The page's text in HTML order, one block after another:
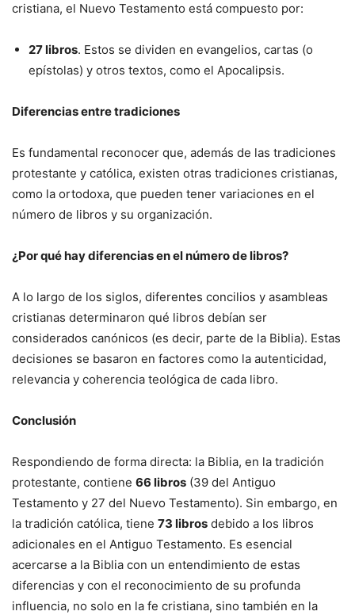
cristiana, el Nuevo Testamento está compuesto por:
27 libros. Estos se dividen en evangelios, cartas (o
epístolas) y otros textos, como el Apocalipsis.
Diferencias entre tradiciones
Es fundamental reconocer que, además de las tradiciones
protestante y católica, existen otras tradiciones cristianas,
como la ortodoxa, que pueden tener variaciones en el
número de libros y su organización.
¿Por qué hay diferencias en el número de libros?
A lo largo de los siglos, diferentes concilios y asambleas
cristianas determinaron qué libros debían ser
considerados canónicos (es decir, parte de la Biblia). Estas
decisiones se basaron en factores como la autenticidad,
relevancia y coherencia teológica de cada libro.
Conclusión
Respondiendo de forma directa: la Biblia, en la tradición
protestante, contiene 66 libros (39 del Antiguo
Testamento y 27 del Nuevo Testamento). Sin embargo, en
la tradición católica, tiene 73 libros debido a los libros
adicionales en el Antiguo Testamento. Es esencial
acercarse a la Biblia con un entendimiento de estas
diferencias y con el reconocimiento de su profunda
influencia, no solo en la fe cristiana, sino también en la